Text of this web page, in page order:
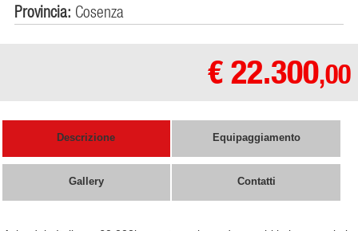
Provincia: Cosenza
€ 22.300,00
Descrizione Equipaggiamento
Gallery Contatti